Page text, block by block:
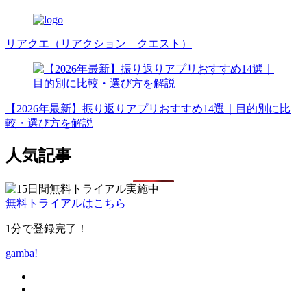
リアクエ（リアクション クエスト）
【2026年最新】振り返りアプリおすすめ14選｜目的別に比
較・選び方を解説
人気記事
無料トライアルはこちら
1分で登録完了！
gamba!